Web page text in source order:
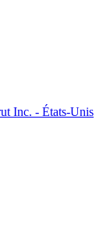
Inc. - États-Unis